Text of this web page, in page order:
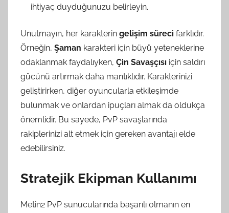
ihtiyaç duyduğunuzu belirleyin.
Unutmayın, her karakterin gelişim süreci farklıdır.
Örneğin, Şaman karakteri için büyü yeteneklerine
odaklanmak faydalıyken, Çin Savaşçısı için saldırı
gücünü artırmak daha mantıklıdır. Karakterinizi
geliştirirken, diğer oyuncularla etkileşimde
bulunmak ve onlardan ipuçları almak da oldukça
önemlidir. Bu sayede, PvP savaşlarında
rakiplerinizi alt etmek için gereken avantajı elde
edebilirsiniz.
Stratejik Ekipman Kullanımı
Metin2 PvP sunucularında başarılı olmanın en